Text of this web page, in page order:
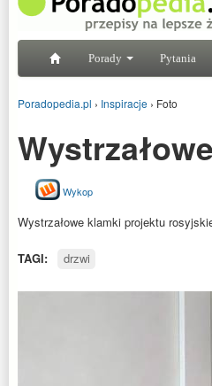
Porady Pytania
Poradopedia.pl › Inspiracje › Foto
Wykop
Wystrzałowe klamki projektu
TAGI: drzwi